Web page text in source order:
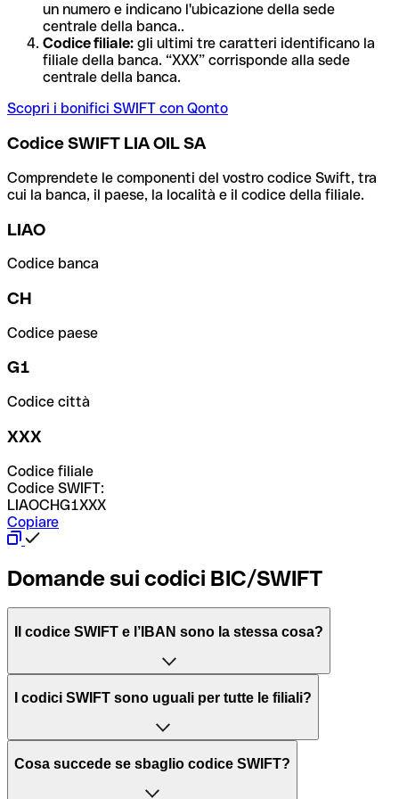
un numero e indicano l'ubicazione della sede
centrale della banca..
Codice filiale: gli ultimi tre caratteri identificano la
filiale della banca. “XXX” corrisponde alla sede
centrale della banca.
Scopri i bonifici SWIFT con Qonto
Codice SWIFT LIA OIL SA
Comprendete le componenti del vostro codice Swift, tra
cui la banca, il paese, la località e il codice della filiale.
LIAO
Codice banca
CH
Codice paese
G1
Codice città
XXX
Codice filiale
Codice SWIFT:
LIAOCHG1XXX
Copiare
Domande sui codici BIC/SWIFT
Il codice SWIFT e l’IBAN sono la stessa cosa?
L'acronimo SWIFT sta per “Society for Worldwide
per l’elaborazione dei pagamenti tra diversi Paesi.
Il BIC, invece, sta per “Bank Identifier Code” ed è una
I codici SWIFT sono uguali per tutte le filiali?
Dipende dalle banche. In alcuni casi le banche utilizzano
Cosa succede se sbaglio codice SWIFT?